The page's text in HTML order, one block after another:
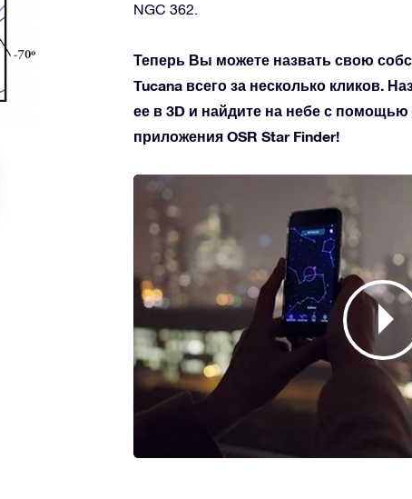
NGC 362.
Теперь Вы можете назвать свою
Tucana всего за несколько кликов.
ее в 3D и найдите на небе с
приложения OSR Star Finder!